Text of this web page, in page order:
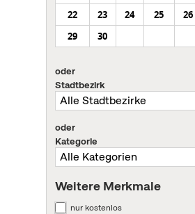
22
23 24 25 26
29
30
oder
Stadtbezirk
oder
Kategorie
Weitere Merkmale
nur kostenlos